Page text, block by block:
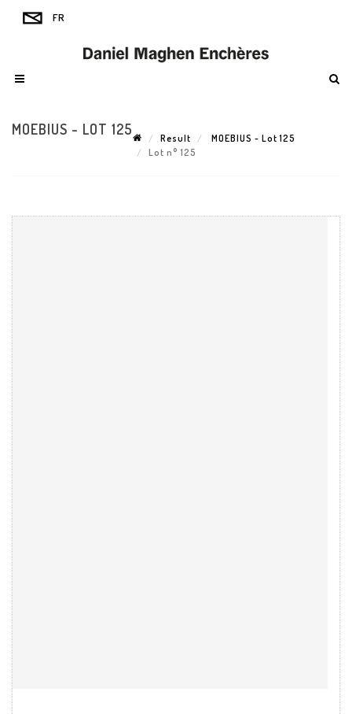
MOEBIUS - LOT 125
Result
MOEBIUS - Lot 125
Lot n° 125